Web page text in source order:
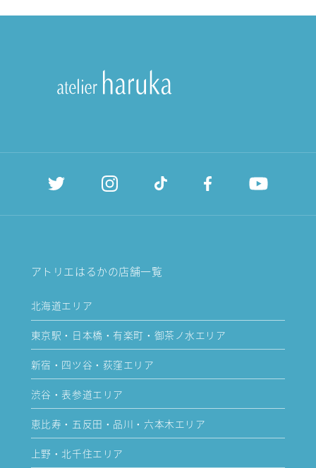
アトリエはるかの店舗一覧
北海道エリア
東京駅・日本橋・有楽町・御茶ノ水エリア
新宿・四ツ谷・荻窪エリア
渋谷・表参道エリア
恵比寿・五反田・品川・六本木エリア
上野・北千住エリア